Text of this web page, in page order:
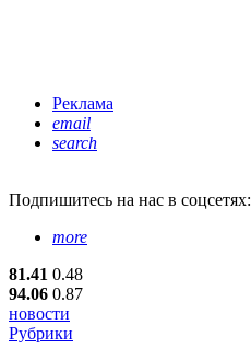
Реклама
email
search
Подпишитесь на нас в соцсетях:
more
81.41 0.48
94.06 0.87
новости
Рубрики